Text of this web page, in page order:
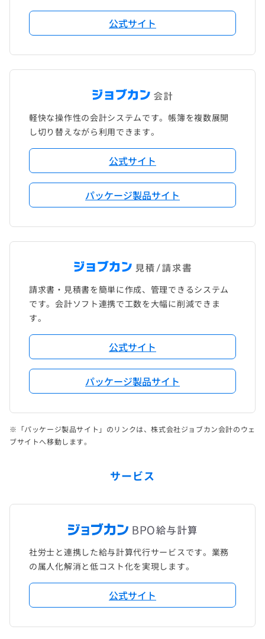
公式サイト
軽快な操作性の会計システムです。帳簿を複数展開
し切り替えながら利用できます。
公式サイト
パッケージ製品サイト
請求書・見積書を簡単に作成、管理できるシステム
です。会計ソフト連携で工数を大幅に削減できま
す。
公式サイト
パッケージ製品サイト
※「パッケージ製品サイト」のリンクは、株式会社ジョブカン会計のウェ
ブサイトへ移動します。
サービス
社労士と連携した給与計算代行サービスです。業務
の属人化解消と低コスト化を実現します。
公式サイト